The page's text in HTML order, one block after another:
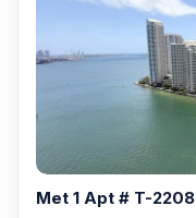
Met 1 Apt # T-2208